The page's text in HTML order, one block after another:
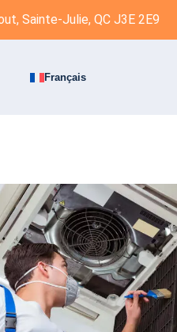
Sainte-Julie, QC J3E 2E9
Français